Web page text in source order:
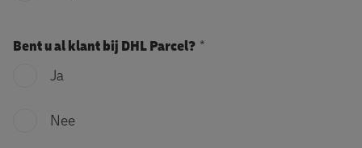
Bent u al klant bij DHL Parcel?
Ja
Nee